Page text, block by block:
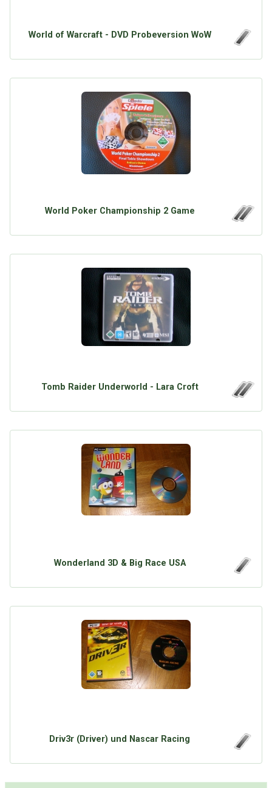
Mit Email TwitterÜber Tauschbu↔de
Presse News
Suchanfragen
Kategoriewolke
World of Warcraft - DVD Probeversion WoW
World Poker Championship 2 Game
Tomb Raider Underworld - Lara Croft
Wonderland 3D & Big Race USA
Driv3r (Driver) und Nascar Racing